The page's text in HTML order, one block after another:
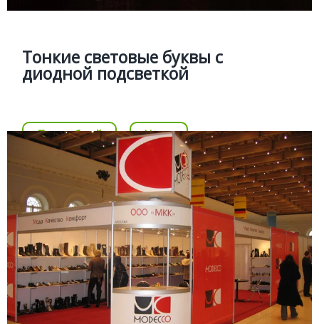
Тонкие световые буквы с
диодной подсветкой
Подробней Цена
ВЫСТАВОЧНЫЕ СТЕНДЫ
Подробней
Оформление, изготовление
выставочных стендов